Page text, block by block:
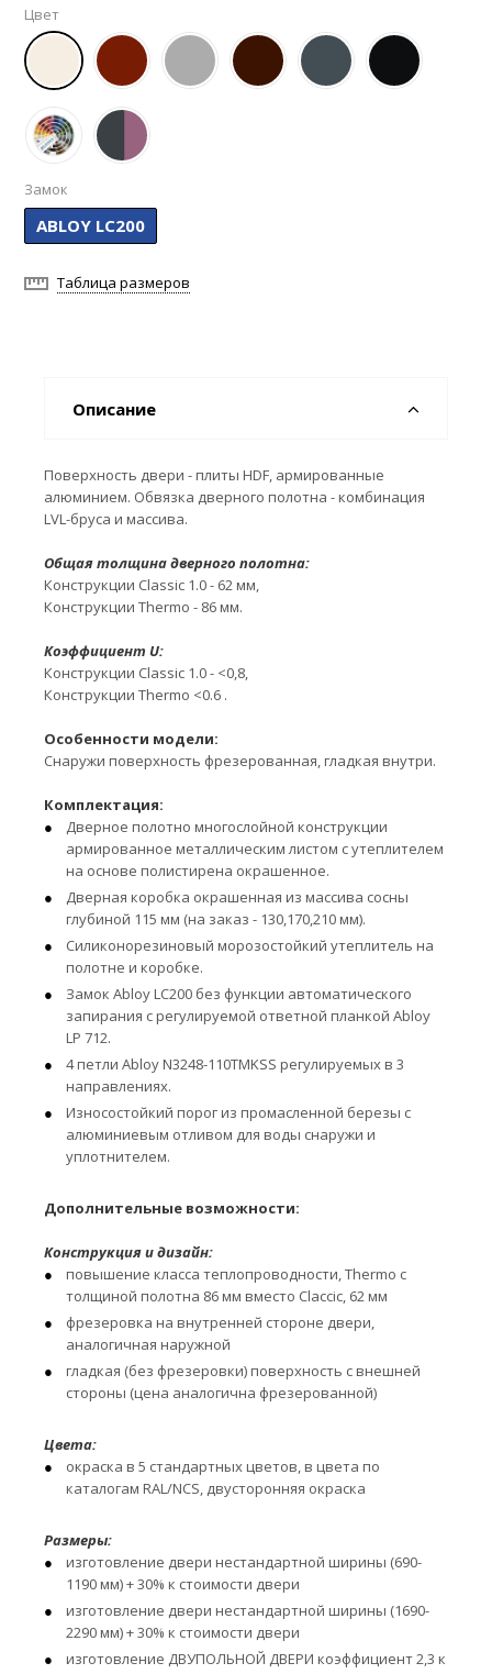
Цвет
Замок
ABLOY LC200
Таблица размеров
Описание
Поверхность двери - плиты HDF, армированные
алюминием. Обвязка дверного полотна - комбинация
LVL-бруса и массива.
Общая толщина дверного полотна:
Конструкции Classic 1.0 - 62 мм,
Конструкции Thermo - 86 мм.
Коэффициент U:
Конструкции Classic 1.0 - <0,8,
Конструкции Thermo <0.6 .
Особенности модели:
Снаружи поверхность фрезерованная, гладкая внутри.
Комплектация:
Дверное полотно многослойной конструкции
армированное металлическим листом с утеплителем
на основе полистирена окрашенное.
Дверная коробка окрашенная из массива сосны
глубиной 115 мм (на заказ - 130,170,210 мм).
Силиконорезиновый морозостойкий утеплитель на
полотне и коробке.
Замок Abloy LC200 без функции автоматического
запирания с регулируемой ответной планкой Abloy
LP 712.
4 петли Abloy N3248-110TMKSS регулируемых в 3
направлениях.
Износостойкий порог из промасленной березы с
алюминиевым отливом для воды снаружи и
уплотнителем.
Дополнительные возможности:
Конструкция и дизайн:
повышение класса теплопроводности, Thermo с
толщиной полотна 86 мм вместо Claccic, 62 мм
фрезеровка на внутренней стороне двери,
аналогичная наружной
гладкая (без фрезеровки) поверхность с внешней
стороны (цена аналогична фрезерованной)
Цвета:
окраска в 5 стандартных цветов, в цвета по
каталогам RAL/NCS, двусторонняя окраска
Размеры:
изготовление двери нестандартной ширины (690-
1190 мм) + 30% к стоимости двери
изготовление двери нестандартной ширины (1690-
2290 мм) + 30% к стоимости двери
изготовление ДВУПОЛЬНОЙ ДВЕРИ коэффициент 2,3 к